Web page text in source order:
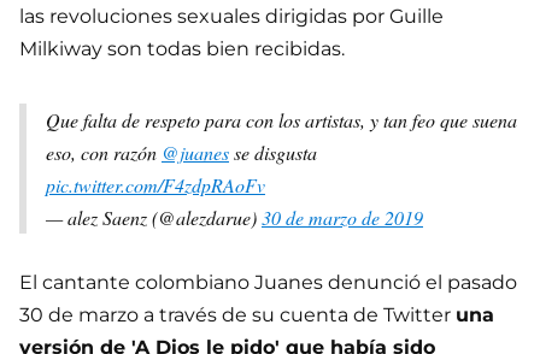
las revoluciones sexuales dirigidas por Guille
Milkiway son todas bien recibidas.
Que falta de respeto para con los artistas, y tan feo que suena
eso, con razón @juanesse disgusta
pic.twitter.com/F4zdpRAoFv
— alez Saenz (@alezdarue)30 de marzo de 2019
El cantante colombiano Juanes denunció el pasado
30 de marzo a través de su cuenta de Twitter una
versión de 'A Dios le pido' que había sido